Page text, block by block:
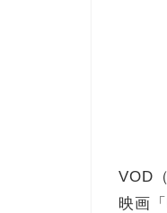
VOD
映画